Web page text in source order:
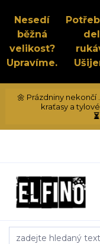
Nesedí
běžná
velikost?
Upravíme.
🌼 Prázdniny nekončí ...
kraťasy a
⏳